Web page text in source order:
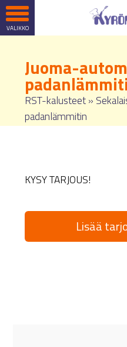
Juoma-
RST-kalusteet»
padanlämmitin
KYSY TARJOUS!
Lisää